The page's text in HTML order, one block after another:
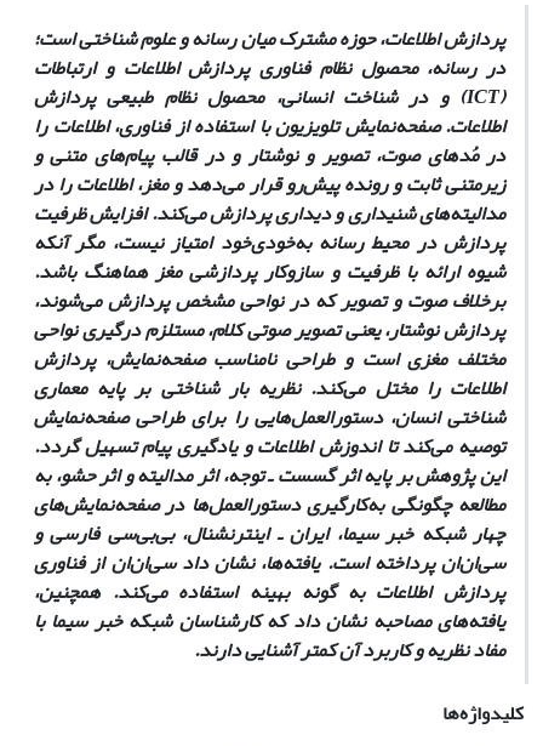
پردازش اطلاعات، حوزه مشترک میان رسانه و علوم شناختی است؛
در رسانه، محصول نظام فناوری پردازش اطلاعات و ارتباطات
(ICT) و در شناخت انسانی، محصول نظام طبیعی پردازش
اطلاعات. صفحه‌نمایش تلویزیون با استفاده از فناوری، اطلاعات را
در مُدهای صوت، تصویر و نوشتار و در قالب پیام‏‌های متنی و
زیرمتنی ثابت و رونده پیش‌رو قرار می‏‌دهد و مغز، اطلاعات را در
مدالیته‌‏های شنیداری و دیداری پردازش ‏می‌کند. افزایش ظرفیت
پردازش در محیط رسانه به‏‌خودی‏‌خود امتیاز نیست، مگر آنکه
شیوه ارائه با ظرفیت و سازوکار پردازشی مغز هماهنگ باشد.
برخلاف صوت و تصویر که در نواحی مشخص پردازش می‌‏شوند،
پردازش نوشتار، یعنی تصویر صوتی کلام، مستلزم درگیری نواحی
مختلف مغزی است و طراحی نامناسب صفحه‏‌نمایش، پردازش
اطلاعات را مختل می‏‌کند. نظریه بار شناختی بر پایه معماری
شناختی انسان، دستورالعمل‌هایی را برای طراحی صفحه‏‌نمایش
توصیه می‏‌کند تا اندوزش اطلاعات و یادگیری پیام تسهیل گردد.
این پژوهش بر پایه اثر گسست ـ توجه، اثر مدالیته و اثر حشو، به
مطالعه چگونگی به‏‌کارگیری دستورالعمل‌ها در صفحه‌‏نمایش‏‌های
چهار شبکه خبر سیما، ایران ـ اینترنشنال، بی‌بی‌سی فارسی و
سی‌ان‌ان پرداخته است. یافته‌ها، نشان داد سی‌ان‌ان از فناوری
پردازش اطلاعات به گونه بهینه استفاده می‌‏کند. همچنین،
یافته‏‌های مصاحبه نشان داد که کارشناسان شبکه خبر سیما با
مفاد نظریه و کاربرد آن کمتر آشنایی دارند.
کلیدواژه‌ها